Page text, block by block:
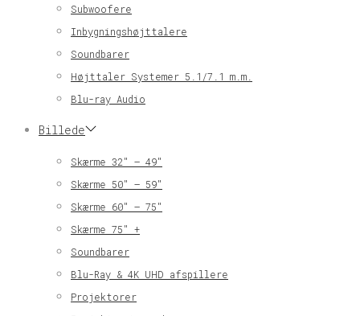
Subwoofere
Inbygningshøjttalere
Soundbarer
Højttaler Systemer 5.1/7.1 m.m.
Blu-ray Audio
Billede
Skærme 32″ – 49″
Skærme 50″ – 59″
Skærme 60″ – 75″
Skærme 75″ +
Soundbarer
Blu-Ray & 4K UHD afspillere
Projektorer